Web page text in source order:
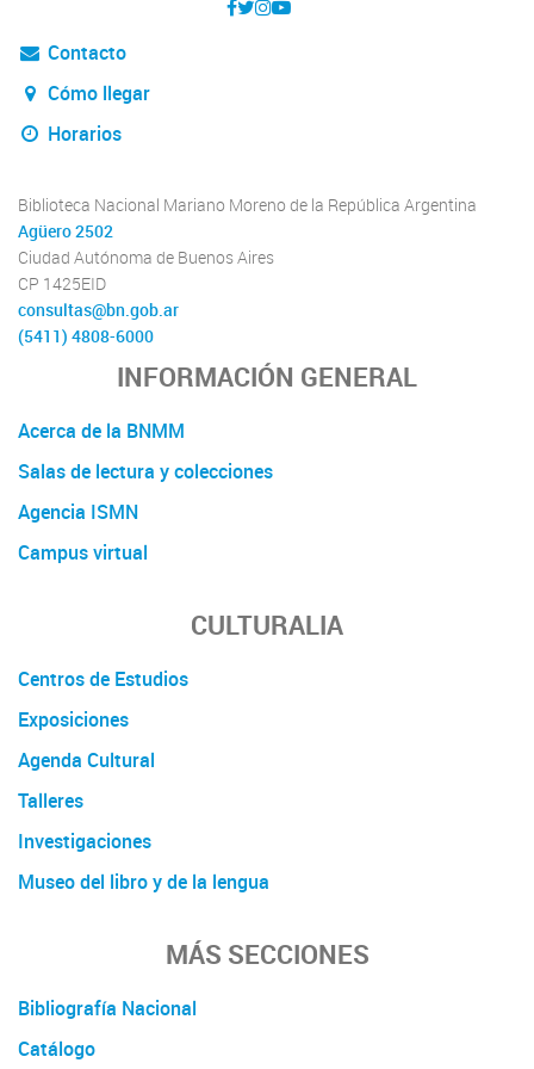
Contacto
Cómo llegar
Horarios
Biblioteca Nacional Mariano Moreno de la República Argentina
Agüero 2502
Ciudad Autónoma de Buenos Aires
CP 1425EID
consultas@bn.gob.ar
(5411) 4808-6000
INFORMACIÓN GENERAL
Acerca de la BNMM
Salas de lectura y colecciones
Agencia ISMN
Campus virtual
CULTURALIA
Centros de Estudios
Exposiciones
Agenda Cultural
Talleres
Investigaciones
Museo del libro y de la lengua
MÁS SECCIONES
Bibliografía Nacional
Catálogo